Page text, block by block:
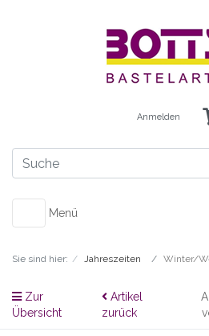
Anmelden
Menü
Sie sind hier: Jahreszeiten Winter/
Zur
Übersicht
Artikel
zurück